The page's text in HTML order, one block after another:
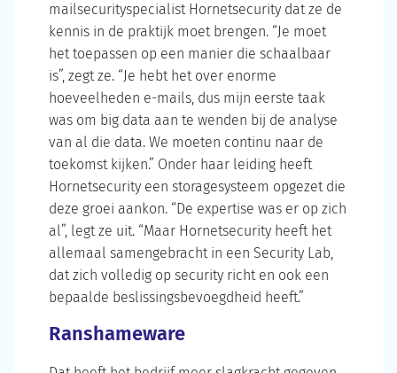
mailsecurityspecialist Hornetsecurity dat ze de
kennis in de praktijk moet brengen. “Je moet
het toepassen op een manier die schaalbaar
is”, zegt ze. “Je hebt het over enorme
hoeveelheden e-mails, dus mijn eerste taak
was om big data aan te wenden bij de analyse
van al die data. We moeten continu naar de
toekomst kijken.” Onder haar leiding heeft
Hornetsecurity een storagesysteem opgezet die
deze groei aankon. “De expertise was er op zich
al”, legt ze uit. “Maar Hornetsecurity heeft het
allemaal samengebracht in een Security Lab,
dat zich volledig op security richt en ook een
bepaalde beslissingsbevoegdheid heeft.”
Ranshameware